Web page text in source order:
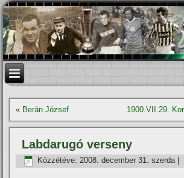
« Berán József 1900.VII.29.
Labdarugó verseny
Közzétéve: 2008. december 31. szerda|